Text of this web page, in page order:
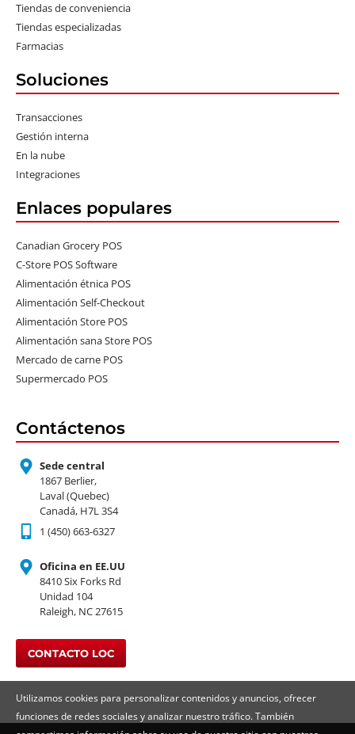
Tiendas de conveniencia
Tiendas especializadas
Farmacias
Soluciones
Transacciones
Gestión interna
En la nube
Integraciones
Enlaces populares
Canadian Grocery POS
C-Store POS Software
Alimentación étnica POS
Alimentación Self-Checkout
Alimentación Store POS
Alimentación sana Store POS
Mercado de carne POS
Supermercado POS
Contáctenos
Sede central
1867 Berlier,
Laval (Quebec)
Canadá, H7L 3S4
1 (450) 663-6327
Oficina en EE.UU
8410 Six Forks Rd
Unidad 104
Raleigh, NC 27615
CONTACTO LOC
Utilizamos cookies para personalizar contenidos y anuncios, ofrecer
funciones de redes sociales y analizar nuestro tráfico. También